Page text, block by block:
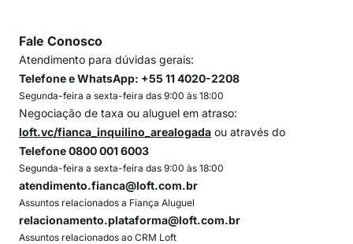
Fale Conosco
Atendimento para dúvidas gerais:
Telefone e WhatsApp: +55 11 4020-2208
Segunda-feira a sexta-feira das 9:00 às 18:00
Negociação de taxa ou aluguel em atraso:
loft.vc/fianca_inquilino_arealogada ou através do
Telefone 0800 001 6003
Segunda-feira a sexta-feira das 9:00 às 18:00
atendimento.fianca@loft.com.br
Assuntos relacionados a Fiança Aluguel
relacionamento.plataforma@loft.com.br
Assuntos relacionados ao CRM Loft